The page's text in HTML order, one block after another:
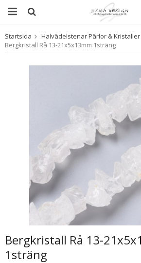
Produkten har blivit tillagd i
Startsida Halvädelstenar Pärlor & Kristaller
Bergkristall Rå 13-21x5x13mm 1sträng
Bergkristall Rå 13-
1sträng